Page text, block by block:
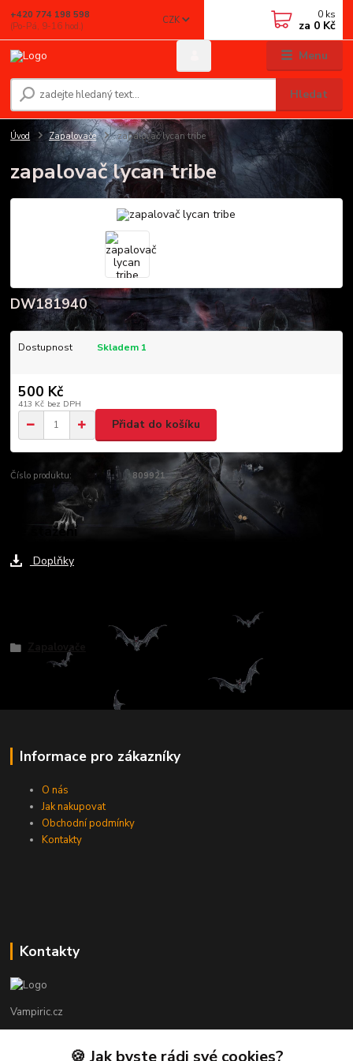
Menu
CZK
Hledat
+420 774 198 598
(Po-Pá, 9-16 hod.)
0 ks
za 0 Kč
Úvod Zapalovače zapalovač lycan tribe
zapalovač lycan tribe
DW181940
Dostupnost Skladem 1
500 Kč
413 Kč bez DPH
Přidat do košíku
Číslo produktu: 809921
Ke stažení
Doplňky
Zboží zařazeno v kategoriích
Zapalovače
Informace pro zákazníky
O nás
Jak nakupovat
Obchodní podmínky
Kontakty
Kontakty
Vampiric.cz
🍪 Jak byste rádi své cookies?